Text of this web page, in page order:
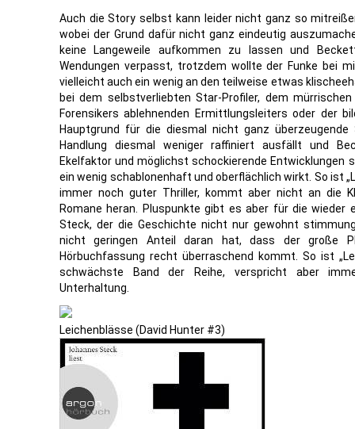
Auch die Story selbst kann leider nicht ganz so
wobei der Grund dafür nicht ganz eindeutig
keine Langeweile aufkommen zu lassen und
Wendungen verpasst, trotzdem wollte der Funke bei
vielleicht auch ein wenig an den teilweise etwas
bei dem selbstverliebten Star-Profiler, dem
Forensikers ablehnenden Ermittlungsleiters oder der
Hauptgrund für die diesmal nicht ganz
Handlung diesmal weniger raffiniert ausfällt und
Ekelfaktor und möglichst schockierende Entwicklungen
ein wenig schablonenhaft und oberflächlich wirkt. So ist
immer noch guter Thriller, kommt aber nicht an die
Romane heran. Pluspunkte gibt es aber für die wieder
Steck, der die Geschichte nicht nur gewohnt
nicht geringen Anteil daran hat, dass der große
Hörbuchfassung recht überraschend kommt. So ist
schwächste Band der Reihe, verspricht aber
Unterhaltung.
Leichenblässe (David Hunter #3)